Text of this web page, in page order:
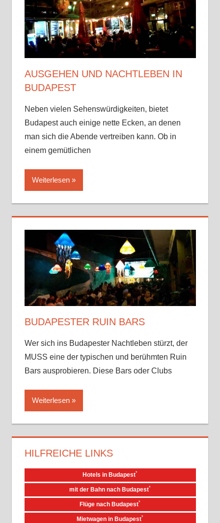
Sehenswürdigkeiten
Tipps
Erfahrungen
AUSGEHEN UND NACHTLEBEN IN
BUDAPEST
Neben vielen Sehenswürdigkeiten, bietet
Budapest auch einige nette Ecken, an denen
man sich die Abende vertreiben kann. Ob in
einem gemütlichen
Weiterlesen
BUDAPESTER RUIN BARS
Wer sich ins Budapester Nachtleben stürzt, der
MUSS eine der typischen und berühmten Ruin
Bars ausprobieren. Diese Bars oder Clubs
Weiterlesen
HILFREICHE LINKS
Hotels in Budapest*
mit der Bahn nach Budapest*
Flüge nach Budapest*
Mietwagen in Budapest*